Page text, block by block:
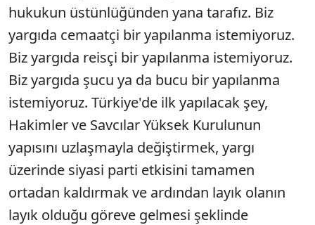
hukukun üstünlüğünden yana tarafız. Biz
yargıda cemaatçi bir yapılanma istemiyoruz.
Biz yargıda reisçi bir yapılanma istemiyoruz.
Biz yargıda şucu ya da bucu bir yapılanma
istemiyoruz. Türkiye'de ilk yapılacak şey,
Hakimler ve Savcılar Yüksek Kurulunun
yapısını uzlaşmayla değiştirmek, yargı
üzerinde siyasi parti etkisini tamamen
ortadan kaldırmak ve ardından layık olanın
layık olduğu göreve gelmesi şeklinde